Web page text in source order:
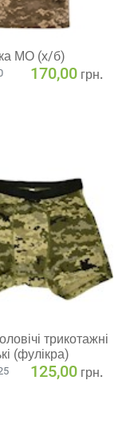
МО (х/б)
170,00 грн.
трикотажні
(фулікра)
125,00 грн.